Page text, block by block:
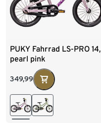
PUKY Fahrrad LS-PRO 14,
pearl pink
349,99